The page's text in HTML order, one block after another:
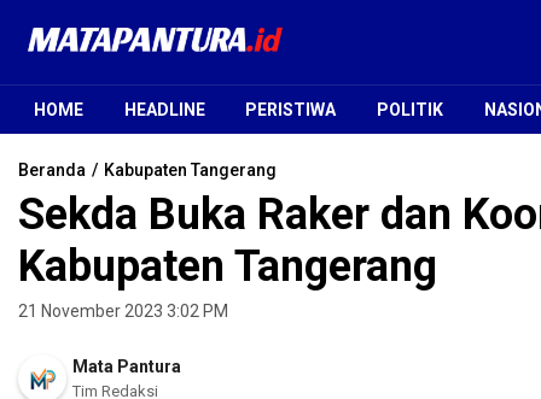
Mata Pantura
Jendela Informasi Terpercaya
HOME HEADLINE PERISTIWA POLITIK
Beranda Kabupaten Tangerang
Sekda Buka Raker dan
Kabupaten Tangerang
21 November 2023 3:02 PM
Mata Pantura
Tim Redaksi